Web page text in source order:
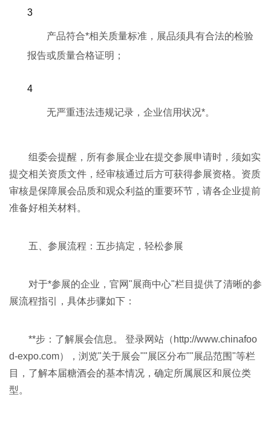
产品符合*相关质量标准，展品须具有合法的检验
报告或质量合格证明；
无严重违法违规记录，企业信用状况*。
组委会提醒，所有参展企业在提交参展申请时，须如实
提交相关资质文件，经审核通过后方可获得参展资格。资质
审核是保障展会品质和观众利益的重要环节，请各企业提前
准备好相关材料。
五、参展流程：五步搞定，轻松参展
对于*参展的企业，官网"展商中心"栏目提供了清晰的参
展流程指引，具体步骤如下：
**步：了解展会信息。 登录网站（http://www.chinafoo
d-expo.com），浏览"关于展会""展区分布""展品范围"等栏
目，了解本届糖酒会的基本情况，确定所属展区和展位类
型。